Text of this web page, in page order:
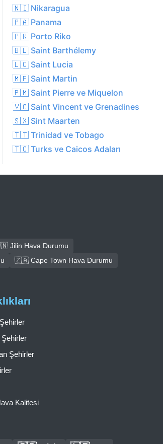
🇳🇮 Nikaragua
🇵🇦 Panama
🇵🇷 Porto Riko
🇧🇱 Saint Barthélemy
🇱🇨 Saint Lucia
🇲🇫 Saint Martin
🇵🇲 Saint Pierre ve Miquelon
🇻🇨 Saint Vincent ve Grenadines
🇸🇽 Sint Maarten
🇹🇹 Trinidad ve Tobago
🇹🇨 Turks ve Caicos Adaları
Jilin Hava Durumu
🇿🇦 Cape Town Hava Durumu
Şehirler
Kalitesi